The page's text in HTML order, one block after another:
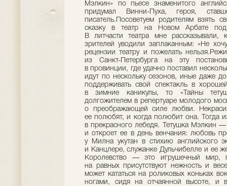
Мэлкин» по пьесе знаменитого
придумал Винни-Пуха, героя,
писатель.Посоветуем родителям взять
сказку в театр на Новом Арбате под
В литчасти театра мне
зрителей уводили заплаканным: «Не
рецензии театру и пожелать
из Санкт-Петербурга на эту
в провинции, где удачно поставил
идут по нескольку сезонов, иные даже до
поддерживать свой спектакль в
в зимние каникулы, то «Тайны
долгожителем в репертуаре молодого
о преображающей силе любви.
ее полюбят, и когда полюбит она. Тогда
в прекрасного лебедя. Тетушка Мэлкин —
и откроет ее в день венчания: любовь
у Милна укутан в стихию английского
и Канцлере, служанке Дульчибелле и ее
Королевство — это игрушечный мир,
на равных присутствуют нежность и
может кататься на роликовых коньках
ногами, сидя на отчаянной высоте, и